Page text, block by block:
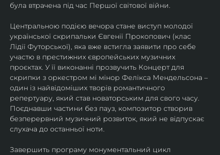
була втрачена під час Першої світової війни.
Центральною подією вечора стане виступ молодої
української скрипальки Євгенії Прокопович (клас
Лідії Футорської), яка вже встигла заявити про себе
участю в престижних європейських музичних
проєктах. У її виконанні прозвучить Концерт для
скрипки з оркестром мі мінор Фелікса Мендельсона –
один із найвідоміших творів романтичного
репертуару, який став новаторським для свого часу.
Поєднавши частини без пауз, композитор створив
безперервний музичний розвиток, який не відпускає
слухача до останньої ноти.
Завершить програму монументальний цикл